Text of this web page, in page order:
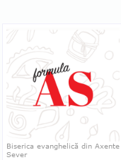
Biserica evanghelică din Axen­te
Sever